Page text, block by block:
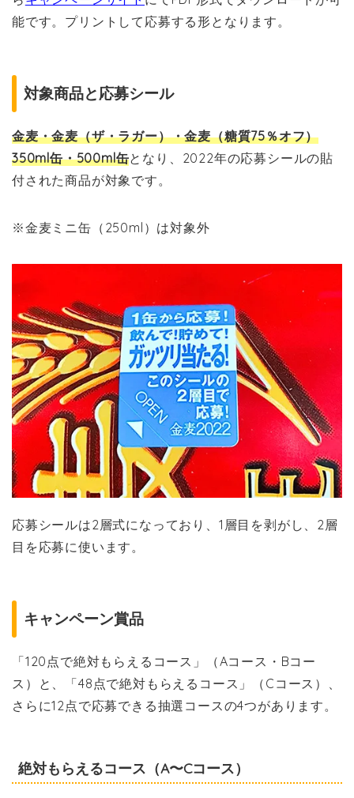
能です。プリントして応募する形となります。
対象商品と応募シール
金麦・金麦（ザ・ラガー）・金麦（糖質75％オフ）
350ml缶・500ml缶となり、2022年の応募シールの貼
付された商品が対象です。
※金麦ミニ缶（250ml）は対象外
応募シールは2層式になっており、1層目を剥がし、2層
目を応募に使います。
キャンペーン賞品
「120点で絶対もらえるコース」（Aコース・Bコー
ス）と、「48点で絶対もらえるコース」（Cコース）、
さらに12点で応募できる抽選コースの4つがあります。
絶対もらえるコース（A〜Cコース）